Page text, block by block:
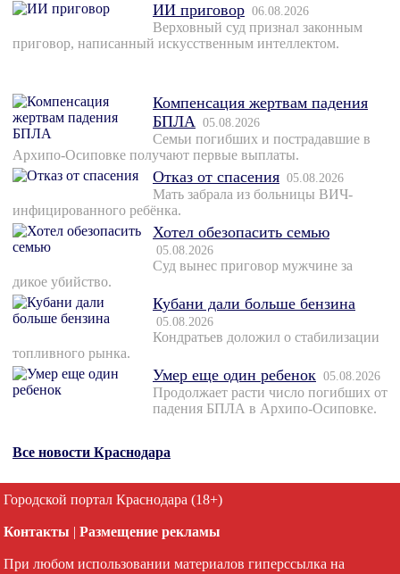
ИИ приговор 06.08.2026
Верховный суд признал законным
приговор, написанный искусственным интеллектом.
Компенсация жертвам падения
БПЛА 05.08.2026
Семьи погибших и пострадавшие в
Архипо-Осиповке получают первые выплаты.
Отказ от спасения 05.08.2026
Мать забрала из больницы ВИЧ-
инфицированного ребёнка.
Хотел обезопасить семью
05.08.2026
Суд вынес приговор мужчине за
дикое убийство.
Кубани дали больше бензина
05.08.2026
Кондратьев доложил о стабилизации
топливного рынка.
Умер еще один ребенок 05.08.2026
Продолжает расти число погибших от
падения БПЛА в Архипо-Осиповке.
Все новости Краснодара
Городской портал Краснодара (18+)
Контакты | Размещение рекламы
При любом использовании материалов гиперссылка на